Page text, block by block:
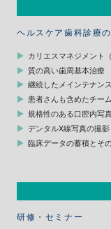
ヘルスケア歯科診療
カリエスマネジメント
質の高い歯周基本治療
継続したメインテナン
患者さんも含めたチー
規格性のある口腔内写
デンタルX線写真の撮
臨床データの蓄積とそ
研修・セミナー